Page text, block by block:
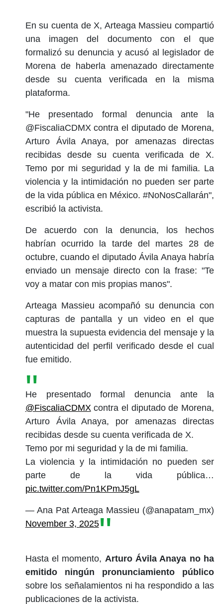
En su cuenta de X, Arteaga Massieu compartió
una imagen del documento con el que
formalizó su denuncia y acusó al legislador de
Morena de haberla amenazado directamente
desde su cuenta verificada en la misma
plataforma.
"He presentado formal denuncia ante la
@FiscaliaCDMX contra el diputado de Morena,
Arturo Ávila Anaya, por amenazas directas
recibidas desde su cuenta verificada de X.
Temo por mi seguridad y la de mi familia. La
violencia y la intimidación no pueden ser parte
de la vida pública en México. #NoNosCallarán",
escribió la activista.
De acuerdo con la denuncia, los hechos
habrían ocurrido la tarde del martes 28 de
octubre, cuando el diputado Ávila Anaya habría
enviado un mensaje directo con la frase: "Te
voy a matar con mis propias manos".
Arteaga Massieu acompañó su denuncia con
capturas de pantalla y un video en el que
muestra la supuesta evidencia del mensaje y la
autenticidad del perfil verificado desde el cual
fue emitido.
He presentado formal denuncia ante la
@FiscaliaCDMX contra el diputado de Morena,
Arturo Ávila Anaya, por amenazas directas
recibidas desde su cuenta verificada de X.
Temo por mi seguridad y la de mi familia.
La violencia y la intimidación no pueden ser
parte de la vida pública…
pic.twitter.com/Pn1KPmJ5gL
— Ana Pat Arteaga Massieu (@anapatam_mx)
November 3, 2025
Hasta el momento, Arturo Ávila Anaya no ha
emitido ningún pronunciamiento público
sobre los señalamientos ni ha respondido a las
publicaciones de la activista.